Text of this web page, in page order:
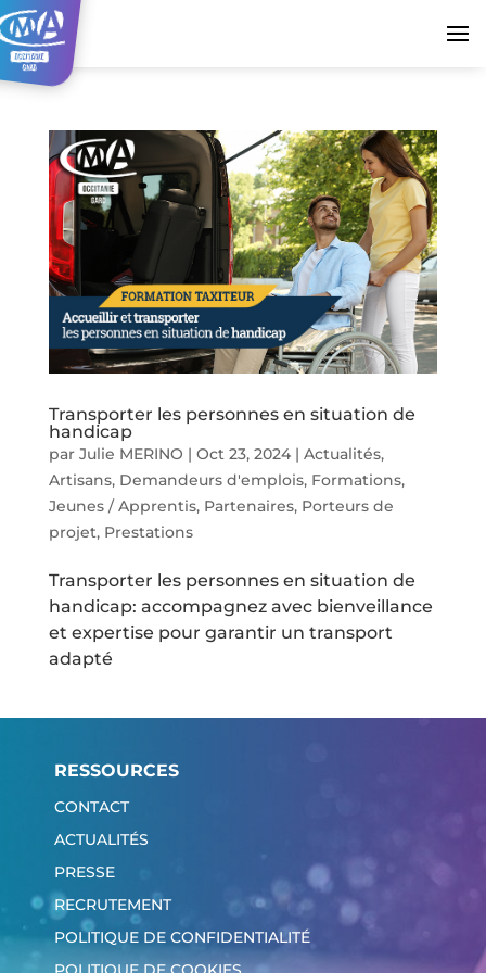
Transporter les personnes en situation de
handicap
par Julie MERINO | Oct 23, 2024| Actualités,
Artisans, Demandeurs d'emplois, Formations,
Jeunes / Apprentis, Partenaires, Porteurs de
projet, Prestations
Transporter les personnes en situation de
handicap: accompagnez avec bienveillance
et expertise pour garantir un transport
adapté
RESSOURCES
CONTACT
ACTUALITÉS
PRESSE
RECRUTEMENT
POLITIQUE DE CONFIDENTIALITÉ